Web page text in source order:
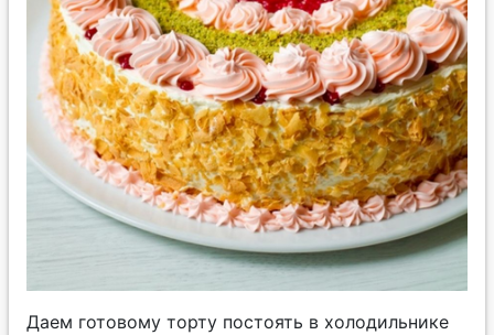
Даем готовому торту постоять в холодильнике